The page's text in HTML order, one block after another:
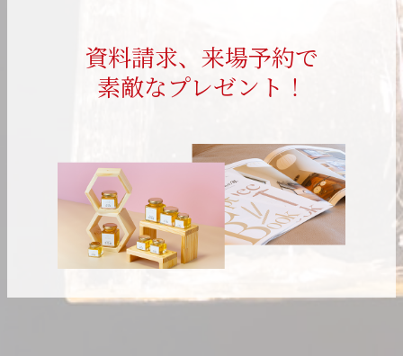
資料請求、来場予約で
素敵なプレゼント！